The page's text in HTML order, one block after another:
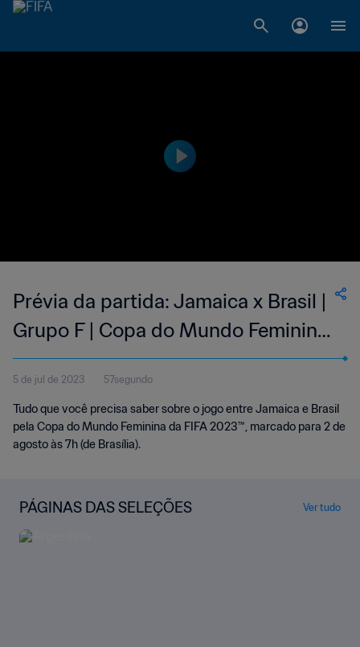
Prévia da partida: Jamaica x Brasil |
Grupo F | Copa do Mundo Feminina
da FIFA Austrália e Nova Zelândia
2023™
5 de jul de 2023 57segundo
Tudo que você precisa saber sobre o jogo entre Jamaica e Brasil
pela Copa do Mundo Feminina da FIFA 2023™, marcado para 2 de
agosto às 7h (de Brasília).
PÁGINAS DAS SELEÇÕES Ver tudo